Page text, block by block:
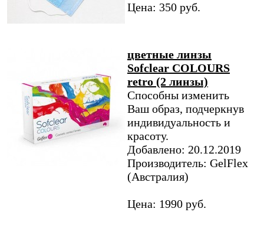
Цена: 350 руб.
цветные линзы
Sofclear COLOURS
retro (2 линзы)
Способны изменить
Ваш образ, подчеркнув
индивидуальность и
красоту.
Добавлено: 20.12.2019
Производитель: GelFlex
(Австралия)
Цена: 1990 руб.